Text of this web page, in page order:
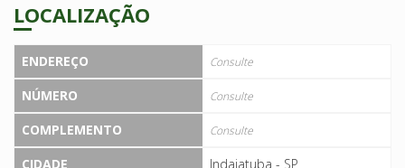
LOCALIZAÇÃO
ENDEREÇO Consulte
NÚMERO Consulte
COMPLEMENTO Consulte
CIDADE
Indaiatuba - SP